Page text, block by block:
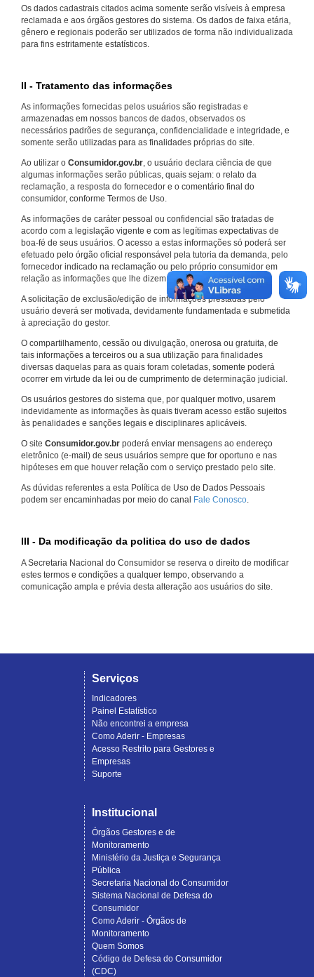
Os dados cadastrais citados acima somente serão visíveis à empresa
reclamada e aos órgãos gestores do sistema. Os dados de faixa etária,
gênero e regionais poderão ser utilizados de forma não individualizada
para fins estritamente estatísticos.
II - Tratamento das informações
As informações fornecidas pelos usuários são registradas e
armazenadas em nossos bancos de dados, observados os
necessários padrões de segurança, confidencialidade e integridade, e
somente serão utilizadas para as finalidades próprias do site.
Ao utilizar o Consumidor.gov.br, o usuário declara ciência de que
algumas informações serão públicas, quais sejam: o relato da
reclamação, a resposta do fornecedor e o comentário final do
consumidor, conforme Termos de Uso.
As informações de caráter pessoal ou confidencial são tratadas de
acordo com a legislação vigente e com as legítimas expectativas de
boa-fé de seus usuários. O acesso a estas informações só poderá ser
efetuado pelo órgão oficial responsável pela tutoria da demanda, pelo
fornecedor indicado na reclamação ou pelo próprio consumidor em
relação as informações que lhe dizem respeito.
A solicitação de exclusão/edição de informações prestadas pelo
usuário deverá ser motivada, devidamente fundamentada e submetida
à apreciação do gestor.
O compartilhamento, cessão ou divulgação, onerosa ou gratuita, de
tais informações a terceiros ou a sua utilização para finalidades
diversas daquelas para as quais foram coletadas, somente poderá
ocorrer em virtude da lei ou de cumprimento de determinação judicial.
Os usuários gestores do sistema que, por qualquer motivo, usarem
indevidamente as informações às quais tiveram acesso estão sujeitos
às penalidades e sanções legais e disciplinares aplicáveis.
O site Consumidor.gov.br poderá enviar mensagens ao endereço
eletrônico (e-mail) de seus usuários sempre que for oportuno e nas
hipóteses em que houver relação com o serviço prestado pelo site.
As dúvidas referentes a esta Política de Uso de Dados Pessoais
podem ser encaminhadas por meio do canal Fale Conosco.
III - Da modificação da politica do uso de dados
A Secretaria Nacional do Consumidor se reserva o direito de modificar
estes termos e condições a qualquer tempo, observando a
comunicação ampla e prévia desta alteração aos usuários do site.
Serviços
Indicadores
Painel Estatístico
Não encontrei a empresa
Como Aderir - Empresas
Acesso Restrito para Gestores e
Empresas
Suporte
Institucional
Órgãos Gestores e de
Monitoramento
Ministério da Justiça e Segurança
Pública
Secretaria Nacional do Consumidor
Sistema Nacional de Defesa do
Consumidor
Como Aderir - Órgãos de
Monitoramento
Quem Somos
Código de Defesa do Consumidor
(CDC)